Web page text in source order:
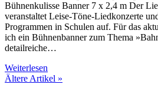
Bühnenkulisse Banner 7 x 2,4 m Der
veranstaltet Leise-Töne-Liedkonzerte
Programmen in Schulen auf. Für das
ich ein Bühnenbanner zum Thema
detailreiche…
Weiterlesen
Ältere Artikel »